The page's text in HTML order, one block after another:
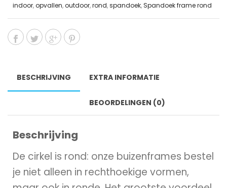
indoor,opvallen,outdoor,rond,spandoek, Spandoek frame rond
BESCHRIJVING EXTRA INFORMATIE
BEOORDELINGEN (0)
Beschrijving
De cirkel is rond: onze buizenframes bestel
je niet alleen in rechthoekige vormen,